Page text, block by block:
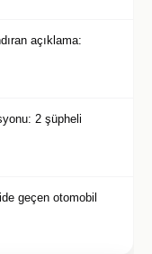
açıklama:
2 şüpheli
geçen otomobil